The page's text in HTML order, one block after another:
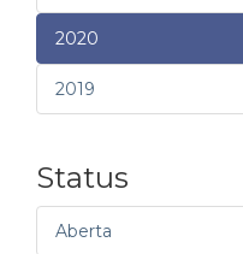
2020
2019
Status
Aberta